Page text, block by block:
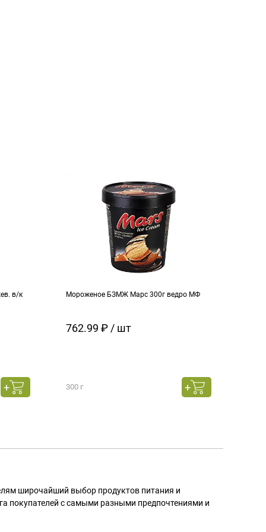
в/к
Мороженое БЗМЖ Марс 300г ведро МФ
762.99 ₽ / шт
300 г
широчайший выбор продуктов питания и
покупателей с самыми разными предпочтениями и